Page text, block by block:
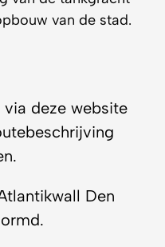
van de stad.
deze website
Den